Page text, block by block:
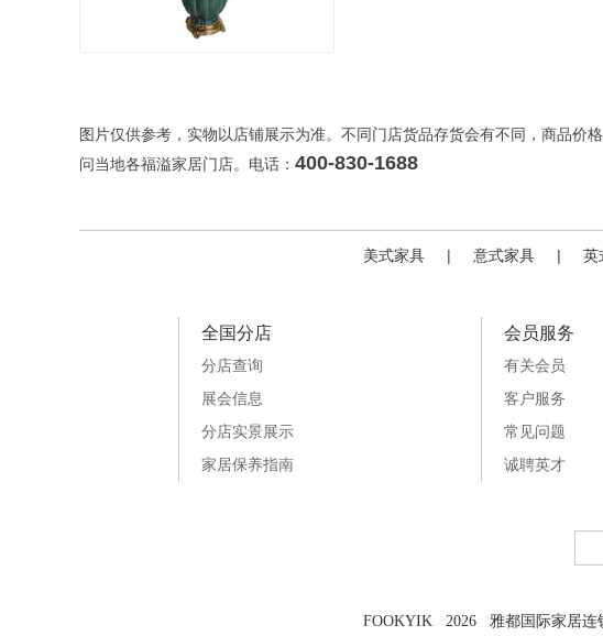
图片仅供参考，实物以店铺展示为准。不同门店货品存货会有不同，商品
问当地各福溢家居门店。电话： 400-830-1688
美式家具 | 意式家具 | 英
全国分店
分店查询
展会信息
分店实景展示
家居保养指南
会员服务
有关会员
客户服务
常见问题
诚聘英才
FOOKYIK 2026 雅都国际家居连